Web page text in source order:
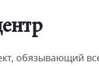
обязывающий